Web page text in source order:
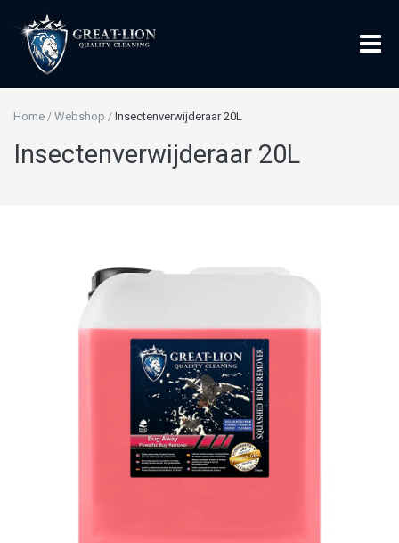
Home / Webshop / Insectenverwijderaar 20L
Insectenverwijderaar 20L